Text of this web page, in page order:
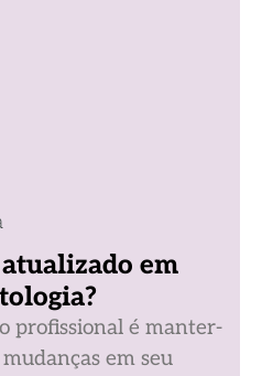
em
profissional é manter-
em seu